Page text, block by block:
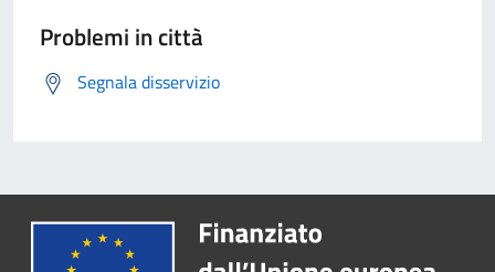
Problemi in città
Segnala disservizio